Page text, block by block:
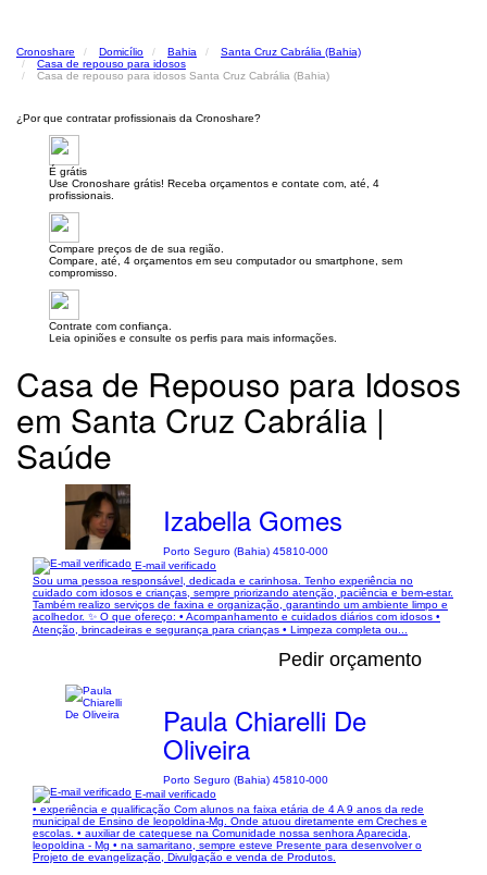
Cronoshare Domicílio Bahia
Santa Cruz Cabrália (Bahia)
Casa de repouso para idosos
Casa de repouso para idosos Santa Cruz Cabrália (Bahia)
¿Por que contratar profissionais da Cronoshare?
É grátis
Use Cronoshare grátis! Receba orçamentos e contate com, até, 4
profissionais.
Compare preços de de sua região.
Compare, até, 4 orçamentos em seu computador ou smartphone, sem
compromisso.
Contrate com confiança.
Leia opiniões e consulte os perfis para mais informações.
Casa de Repouso para Idosos
em Santa Cruz Cabrália |
Saúde
Izabella Gomes
Porto Seguro (Bahia) 45810-000
E-mail verificado
Sou uma pessoa responsável, dedicada e carinhosa. Tenho experiência no
cuidado com idosos e crianças, sempre priorizando atenção, paciência e bem-estar.
Também realizo serviços de faxina e organização, garantindo um ambiente limpo e
acolhedor. ✨ O que ofereço: • Acompanhamento e cuidados diários com idosos •
Atenção, brincadeiras e segurança para crianças • Limpeza completa ou...
Pedir orçamento
Paula Chiarelli De
Oliveira
Porto Seguro (Bahia) 45810-000
E-mail verificado
• experiência e qualificação Com alunos na faixa etária de 4 A 9 anos da rede
municipal de Ensino de leopoldina-Mg. Onde atuou diretamente em Creches e
escolas. • auxiliar de catequese na Comunidade nossa senhora Aparecida,
leopoldina - Mg • na samaritano, sempre esteve Presente para desenvolver o
Projeto de evangelização, Divulgação e venda de Produtos.